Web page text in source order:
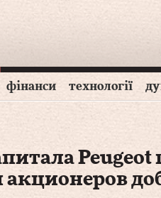
фінанси технології
Peugeot